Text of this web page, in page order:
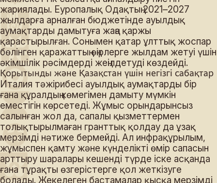
жариялады. Еуропалық Одақтың 2021–2027
жылдарға арналған бюджетінде ауылдық
аумақтарды дамытуға жаңа қаржы
қарастырылған. Сонымен қатар ұлттық жоспар
бөлінген қаражаттың өңірлерге жылдам жетуі үшін
әкімшілік рәсімдерді жеңілдетуді көздейді.
Қорытынды және Қазақстан үшін негізгі сабақтар
Италия тәжірибесі ауылдық аумақтарды бір
ғана құралдың көмегімен дамыту мүмкін
еместігін көрсетеді. Жұмыс орындарынсыз
салынған жол да, сапалы қызметтермен
толықтырылмаған гранттық қолдау да ұзақ
мерзімді нәтиже бермейді. Ал инфрақұрылым,
жұмыспен қамту және күнделікті өмір сапасын
арттыру шаралары кешенді түрде іске асқанда
ғана тұрақты өзгерістерге қол жеткізуге
болады. Жекелеген бастамалар қысқа мерзімді